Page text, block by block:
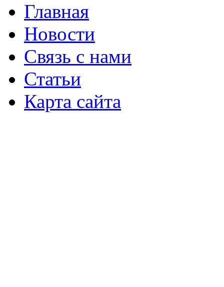
Главная
Новости
Связь с нами
Статьи
Карта сайта